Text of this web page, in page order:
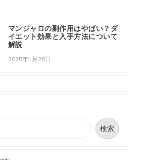
マンジャロの副作用はやばい？ダ
イエット効果と入手方法について
解説
2025年1月28日
検索